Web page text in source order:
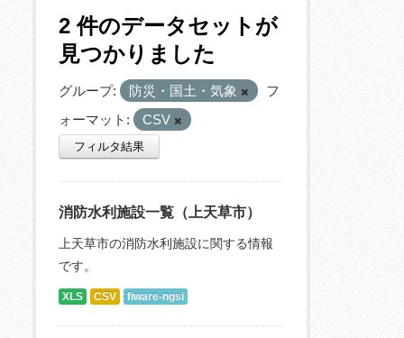
2 件のデータセットが
見つかりました
グループ: 防災・国土・気象
フ
ォーマット:
CSV
フィルタ結果
消防水利施設一覧（上天草市）
上天草市の消防水利施設に関する情報
です。
XLS CSV fiware-ngsi